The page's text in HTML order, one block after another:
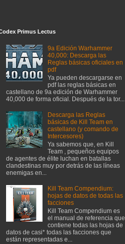
Primus Lectus
9a Edición Warhammer
40,000: Descarga las
Reglas básicas oficiales en
pdf
Ya pueden descargarse en
pdf las reglas básicas en
castellano de 9a edición de Warhammer
40,000 de forma oficial. Después de la tor...
Descarga las Reglas
básicas de Kill Team en
castellano (y comando de
Intercesores)
Ya sabemos que, en Kill
Team , pequeños equipos
de agentes de élite luchan en batallas
clandestinas muy por detrás de las líneas
enemigas en...
Kill Team Compendium:
hojas de datos de todas las
facciones
Kill Team Compendium es
el manual de referencia que
contiene todas las hojas de
datos de casi* todas las facciones que
están representadas e...